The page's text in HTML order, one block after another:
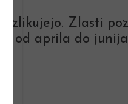
Zlasti
od aprila do